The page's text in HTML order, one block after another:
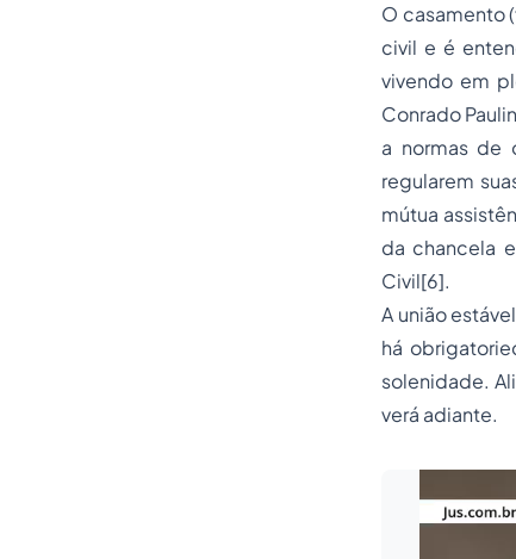
O casamento
civil e é
vivendo em
Conrado
a normas de
regularem
mútua
da chancela
Civil[6].
A união
há
solenidade.
verá adiante.